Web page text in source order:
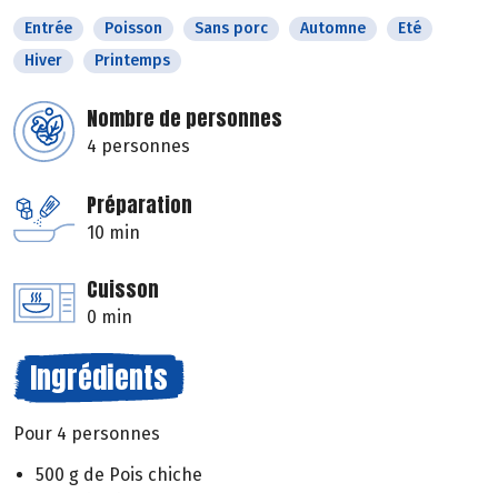
Entrée Poisson Sans porc Automne
Eté
Hiver
Printemps
Nombre de personnes
4 personnes
Préparation
10 min
Cuisson
0 min
Ingrédients
Pour 4 personnes
500 g de Pois chiche